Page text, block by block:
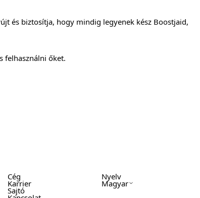
és biztosítja, hogy mindig legyenek kész Boostjaid,
felhasználni őket.
Cég
Karrier
Sajtó
Nyelv
Magyar